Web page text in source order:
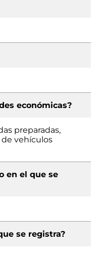
económicas?
preparadas,
vehículos
en el que se
se registra?